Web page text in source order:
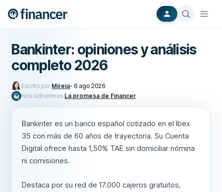
Bankinter: opiniones y análisis
completo 2026
Escrito por Mireia- 6 ago 2026
Nos adherimos La promesa de Financer
Bankinter es un banco español cotizado en el Ibex
35 con más de 60 años de trayectoria. Su Cuenta
Digital ofrece hasta 1,50% TAE sin domiciliar nómina
ni comisiones.
Destaca por su red de 17.000 cajeros gratuitos,